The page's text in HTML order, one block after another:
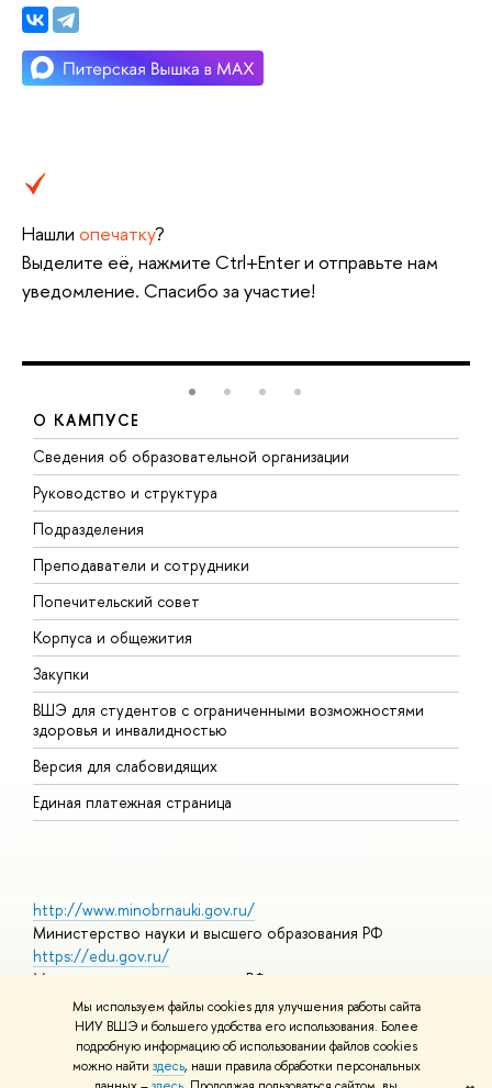
Мы используем файлы cookies для улучшения работы сайта
НИУ ВШЭ и большего удобства его использования. Более
подробную информацию об использовании файлов cookies
можно найти здесь, наши правила обработки персональных
Нашли опечатку?
Выделите её, нажмите Ctrl+Enter и отправьте нам
уведомление. Спасибо за участие!
О КАМПУСЕ
Сведения об образовательной организации
Руководство и структура
Подразделения
Преподаватели и сотрудники
Попечительский совет
Корпуса и общежития
Закупки
ВШЭ для студентов с ограниченными возможностями
здоровья и инвалидностью
Версия для слабовидящих
Единая платежная страница
http://www.minobrnauki.gov.ru/
Министерство науки и высшего образования РФ
https://edu.gov.ru/
Министерство просвещения РФ
https://elearning.hse.ru/mooc
Массовые открытые онлайн-курсы